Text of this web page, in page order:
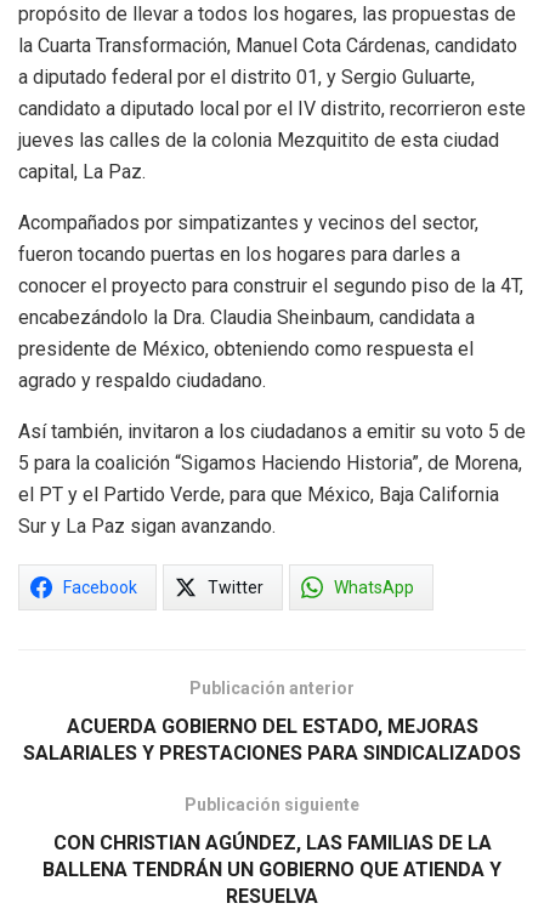
propósito de llevar a todos los hogares, las propuestas de
la Cuarta Transformación, Manuel Cota Cárdenas, candidato
a diputado federal por el distrito 01, y Sergio Guluarte,
candidato a diputado local por el IV distrito, recorrieron este
jueves las calles de la colonia Mezquitito de esta ciudad
capital, La Paz.
Acompañados por simpatizantes y vecinos del sector,
fueron tocando puertas en los hogares para darles a
conocer el proyecto para construir el segundo piso de la 4T,
encabezándolo la Dra. Claudia Sheinbaum, candidata a
presidente de México, obteniendo como respuesta el
agrado y respaldo ciudadano.
Así también, invitaron a los ciudadanos a emitir su voto 5 de
5 para la coalición “Sigamos Haciendo Historia”, de Morena,
el PT y el Partido Verde, para que México, Baja California
Sur y La Paz sigan avanzando.
Facebook Twitter WhatsApp
Publicación anterior
ACUERDA GOBIERNO DEL ESTADO, MEJORAS
SALARIALES Y PRESTACIONES PARA SINDICALIZADOS
Publicación siguiente
CON CHRISTIAN AGÚNDEZ, LAS FAMILIAS DE LA
BALLENA TENDRÁN UN GOBIERNO QUE ATIENDA Y
RESUELVA